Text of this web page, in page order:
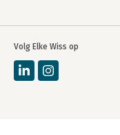
Volg Elke Wiss op